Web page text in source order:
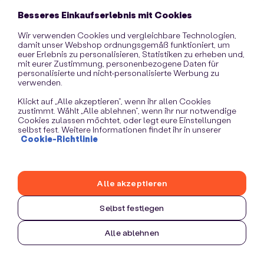
information).
Besseres Einkaufserlebnis mit Cookies
Wir verwenden Cookies und vergleichbare Technologien,
damit unser Webshop ordnungsgemäß funktioniert, um
euer Erlebnis zu personalisieren, Statistiken zu erheben und,
mit eurer Zustimmung, personenbezogene Daten für
personalisierte und nicht-personalisierte Werbung zu
verwenden.
Klickt auf „Alle akzeptieren“, wenn ihr allen Cookies
zustimmt. Wählt „Alle ablehnen“, wenn ihr nur notwendige
Cookies zulassen möchtet, oder legt eure Einstellungen
selbst fest. Weitere Informationen findet ihr in unserer
Cookie-Richtlinie
Selbst festlegen
Alle ablehnen
Alle akzeptieren